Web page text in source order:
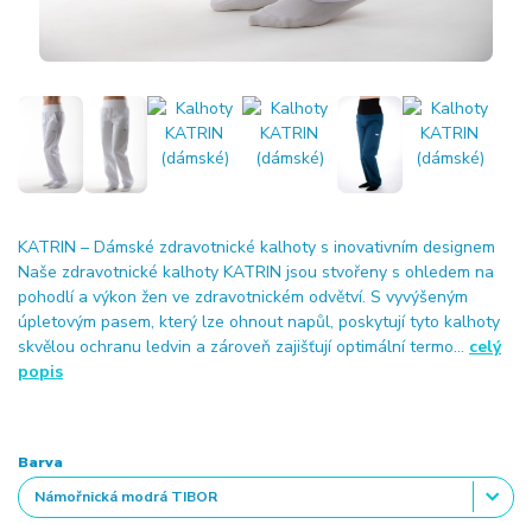
KATRIN – Dámské zdravotnické kalhoty s inovativním designem
Naše zdravotnické kalhoty KATRIN jsou stvořeny s ohledem na
pohodlí a výkon žen ve zdravotnickém odvětví. S vyvýšeným
úpletovým pasem, který lze ohnout napůl, poskytují tyto kalhoty
skvělou ochranu ledvin a zároveň zajišťují optimální termo... celý
popis
Barva